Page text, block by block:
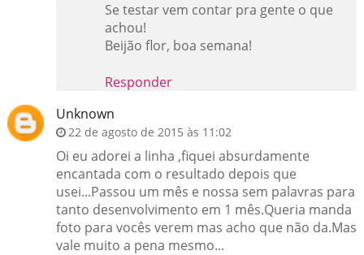
Se testar vem contar pra gente o que
achou!
Beijão flor, boa semana!
Responder
Unknown
22 de agosto de 2015 às 11:02
Oi eu adorei a linha ,fiquei absurdamente
encantada com o resultado depois que
usei...Passou um mês e nossa sem palavras para
tanto desenvolvimento em 1 mês.Queria manda
foto para vocês verem mas acho que não da.Mas
vale muito a pena mesmo...